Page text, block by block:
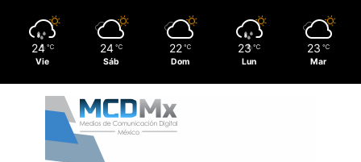
24 ℃
Vie
24 ℃
Sáb
22 ℃
Dom
23 ℃
Lun
23 ℃
Mar